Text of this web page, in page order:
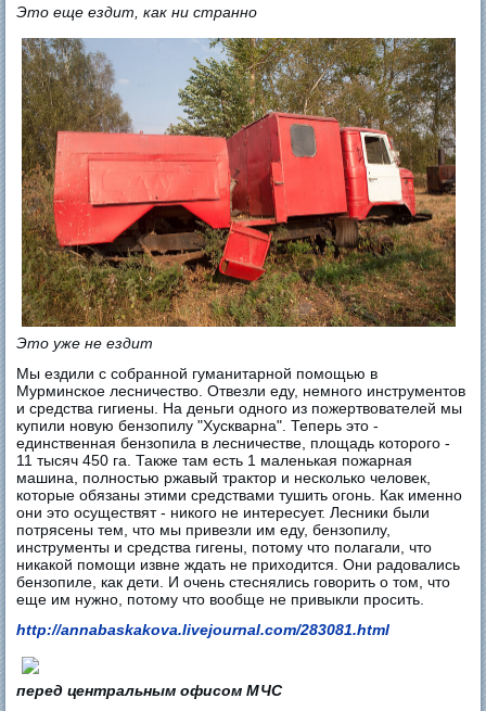
Это еще ездит, как ни странно
Это уже не ездит
Мы ездили с собранной гуманитарной помощью в
Мурминское лесничество. Отвезли еду, немного инструментов
и средства гигиены. На деньги одного из пожертвователей мы
купили новую бензопилу "Хускварна". Теперь это -
единственная бензопила в лесничестве, площадь которого -
11 тысяч 450 га. Также там есть 1 маленькая пожарная
машина, полностью ржавый трактор и несколько человек,
которые обязаны этими средствами тушить огонь. Как именно
они это осуществят - никого не интересует. Лесники были
потрясены тем, что мы привезли им еду, бензопилу,
инструменты и средства гигены, потому что полагали, что
никакой помощи извне ждать не приходится. Они радовались
бензопиле, как дети. И очень стеснялись говорить о том, что
еще им нужно, потому что вообще не привыкли просить.
http://annabaskakova.livejournal.com/283081.html
перед центральным офисом МЧС